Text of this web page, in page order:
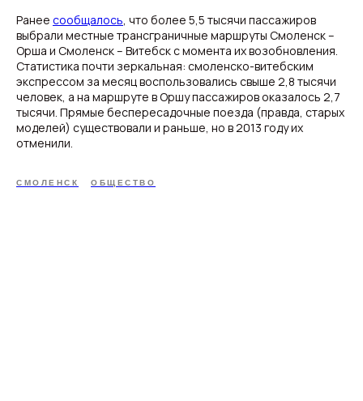
Ранее сообщалось, что более 5,5 тысячи пассажиров
выбрали местные трансграничные маршруты Смоленск –
Орша и Смоленск – Витебск с момента их возобновления.
Статистика почти зеркальная: смоленско-витебским
экспрессом за месяц воспользовались свыше 2,8 тысячи
человек, а на маршруте в Оршу пассажиров оказалось 2,7
тысячи. Прямые беспересадочные поезда (правда, старых
моделей) существовали и раньше, но в 2013 году их
отменили.
СМОЛЕНСК ОБЩЕСТВО